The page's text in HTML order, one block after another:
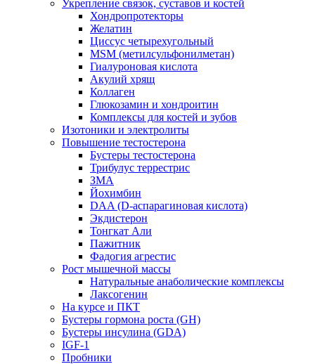
Укрепление связок, суставов и костей
Хондропротекторы
Желатин
Циссус четырехугольный
MSM (метилсульфонилметан)
Гиалуроновая кислота
Акулий хрящ
Коллаген
Глюкозамин и хондроитин
Комплексы для костей и зубов
Изотоники и электролиты
Повышение тестостерона
Бустеры тестостерона
Трибулус террестрис
ЗМА
Йохимбин
DAA (D-аспарагиновая кислота)
Экдистерон
Тонгкат Али
Пажитник
Фадогия агрестис
Рост мышечной массы
Натуральные анаболические комплексы
Лаксогенин
На курсе и ПКТ
Бустеры гормона роста (GH)
Бустеры инсулина (GDA)
IGF-1
Пробники